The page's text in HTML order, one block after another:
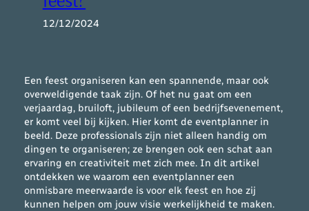
12/12/2024
Een feest organiseren kan een spannende, maar ook
overweldigende taak zijn. Of het nu gaat om een
verjaardag, bruiloft, jubileum of een bedrijfsevenement,
er komt veel bij kijken. Hier komt de eventplanner in
beeld. Deze professionals zijn niet alleen handig om
dingen te organiseren; ze brengen ook een schat aan
ervaring en creativiteit met zich mee. In dit artikel
ontdekken we waarom een eventplanner een
onmisbare meerwaarde is voor elk feest en hoe zij
kunnen helpen om jouw visie werkelijkheid te maken.